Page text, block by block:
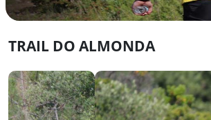
TRAIL DO ALMONDA